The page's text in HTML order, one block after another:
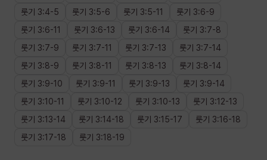
룻기
3:4-5 룻기 3:5-6 룻기 3:5-11 룻기 3:6-9
룻기
3:6-11 룻기 3:6-13 룻기 3:6-14 룻기 3:7-8
룻기
3:7-9 룻기 3:7-11 룻기 3:7-13 룻기 3:7-14
룻기
3:8-9 룻기 3:8-11 룻기 3:8-13 룻기 3:8-14
룻기
3:9-10 룻기 3:9-11 룻기 3:9-13 룻기 3:9-14
룻기
3:10-11 룻기 3:10-12 룻기 3:10-13 룻기 3:12-13
룻기
3:13-14 룻기 3:14-18 룻기 3:15-17 룻기 3:16-18
룻기
3:17-18 룻기 3:18-19